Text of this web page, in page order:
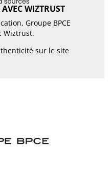
WIZTRUST
Groupe BPCE
Wiztrust.
sur le site